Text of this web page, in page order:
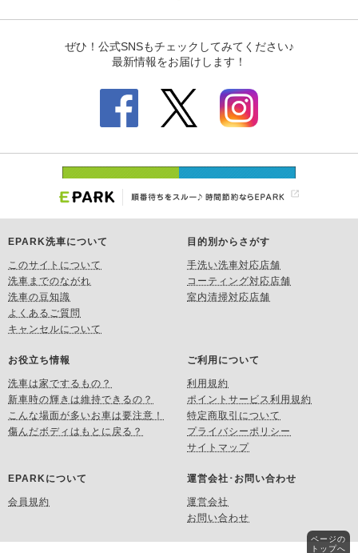
EPARK洗車について
このサイトについて
洗車までのながれ
洗車の豆知識
よくあるご質問
キャンセルについて
目的別からさがす
手洗い洗車対応店舗
コーティング対応店舗
室内清掃対応店舗
お役立ち情報
洗車は家でするもの？
新車時の輝きは維持できるの？
こんな場面が多いお車は要注意！
傷んだボディはもとに戻る？
ご利用について
利用規約
ポイントサービス利用規約
特定商取引について
プライバシーポリシー
サイトマップ
EPARKについて
会員規約
運営会社･お問い合わせ
運営会社
お問い合わせ
ページの
トップへ